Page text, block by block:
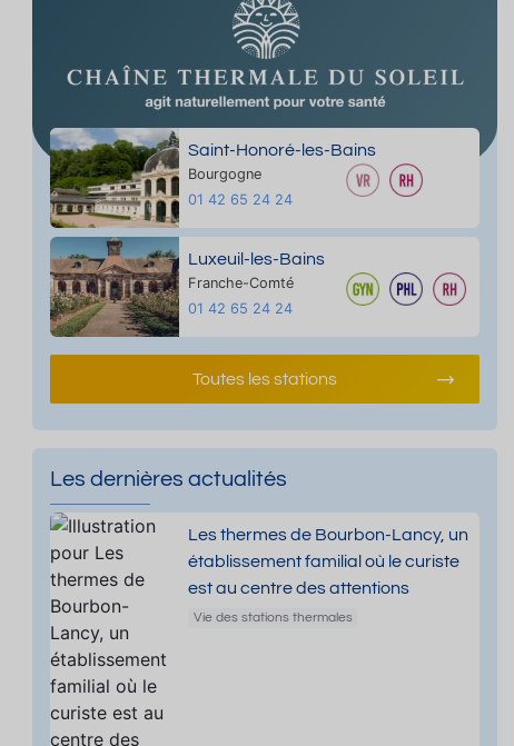
Saint-Honoré-les-Bains
Bourgogne
01 42 65 24 24
Luxeuil-les-Bains
Franche-Comté
01 42 65 24 24
Toutes les stations
Les dernières actualités
Les thermes de Bourbon-Lancy, un
établissement familial où le curiste
est au centre des attentions
Vie des stations thermales